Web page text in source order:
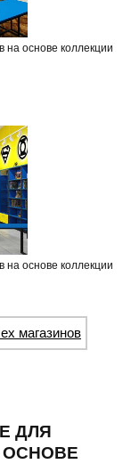
на основе коллекции
на основе коллекции
магазинов
ДЛЯ